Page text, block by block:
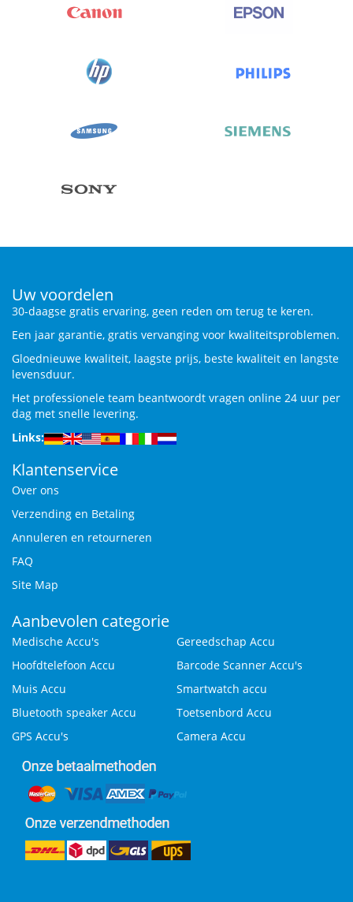
Uw voordelen
30-daagse gratis ervaring, geen reden om terug te keren.
Een jaar garantie, gratis vervanging voor kwaliteitsproblemen.
Gloednieuwe kwaliteit, laagste prijs, beste kwaliteit en langste
levensduur.
Het professionele team beantwoordt vragen online 24 uur per
dag met snelle levering.
Links:
Klantenservice
Over ons
Verzending en Betaling
Annuleren en retourneren
FAQ
Site Map
Aanbevolen categorie
Medische Accu's
Gereedschap Accu
Hoofdtelefoon Accu
Barcode Scanner Accu's
Muis Accu
Smartwatch accu
Bluetooth speaker Accu
Toetsenbord Accu
GPS Accu's
Camera Accu